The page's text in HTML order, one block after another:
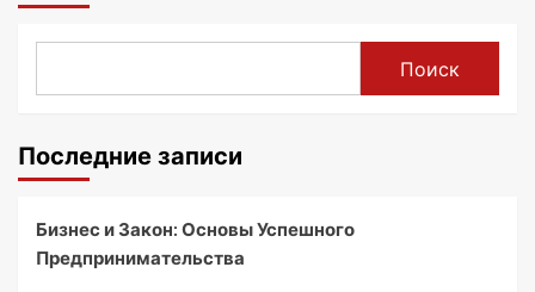
Поиск
Последние записи
Бизнес и Закон: Основы Успешного
Предпринимательства